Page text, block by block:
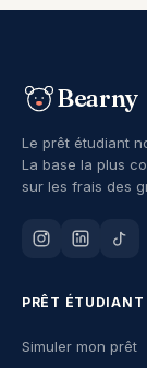
Bearny
Le prêt étudiant
La base la plus
sur les frais des
PRÊT ÉTUDIANT
Simuler mon prêt